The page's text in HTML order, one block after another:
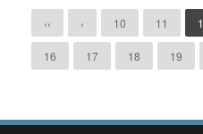
‹‹ ‹ 10 11
16 17 18 19